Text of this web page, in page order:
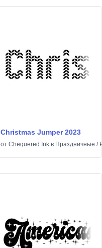
Christmas Jumper 2023
от Chequered Ink в Праздничные /